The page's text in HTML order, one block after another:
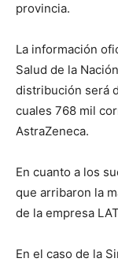
provincia.
La información
Salud de la
distribución será
cuales 768 mil
AstraZeneca.
En cuanto a los
que arribaron la
de la empresa
En el caso de la